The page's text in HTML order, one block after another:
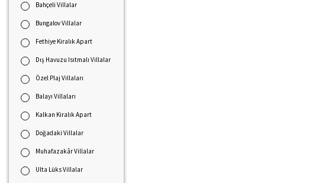
Bahçeli Villalar
Bungalov Villalar
Fethiye Kiralık Apart
Dış Havuzu Isıtmalı Villalar
Özel Plaj Villaları
Balayı Villaları
Kalkan Kiralık Apart
Doğadaki Villalar
Muhafazakâr Villalar
Ulta Lüks Villalar